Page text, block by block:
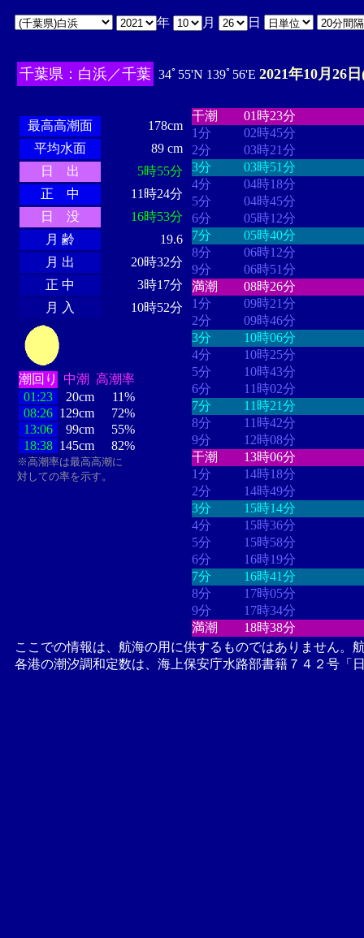
年 月 日
千葉県：白浜／千葉 34ﾟ55'N 139ﾟ56'E 2021年10月26
最高高潮面
178cm
平均水面
89 cm
日 出
5時55分
正 中
11時24分
日 没
16時53分
月 齢
19.6
月 出
20時32分
正 中
3時17分
月 入
10時52分
潮回り 中潮 高潮率
01:23
20cm
11%
08:26 129cm
72%
13:06
99cm
55%
18:38 145cm 82%
※高潮率は最高高潮に
対しての率を示す。
干潮
01時23分
1分
02時45分
2分
03時21分
3分
03時51分
4分
04時18分
5分
04時45分
6分
05時12分
7分
05時40分
8分
06時12分
9分
06時51分
満潮
08時26分
1分
09時21分
2分
09時46分
3分
10時06分
4分
10時25分
5分
10時43分
6分
11時02分
7分
11時21分
8分
11時42分
9分
12時08分
干潮
13時06分
1分
14時18分
2分
14時49分
3分
15時14分
4分
15時36分
5分
15時58分
6分
16時19分
7分
16時41分
8分
17時05分
9分
17時34分
満潮
18時38分
ここでの情報は、航海の用に供するものではありません。
各港の潮汐調和定数は、海上保安庁水路部書籍７４２号「